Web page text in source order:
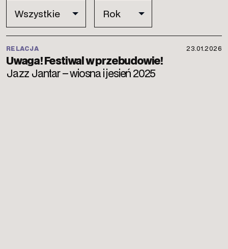
Uwaga! Festiwal w przebudowie!
Jazz Jantar – wiosna i jesień 2025
RELACJA 23.01.2026